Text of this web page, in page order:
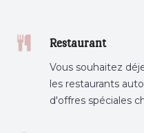
Restaurant
Vous souhaitez
les restaurants
d'offres spéciales